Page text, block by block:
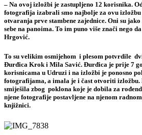
– Na ovoj izložbi je zastupljeno 12 korisnika.
fotografija izabrali smo najbolje za ovu
otvaranja prve stambene zajednice. Oni su
sebe na panoima. To im puno više znači nego
Hrgović.
To su velikim osmijehom i plesom potvrdile
Đurđica Krok i Mila Savić. Đurđica je prije 7
korisnicama u Udruzi i na izložbi je ponosno
fotografijama, a imala je i čast otvoriti izložbu.
smiješila zbog poklona koje je dobila za
njene fotografije postavljene na njenom
knjižnici.